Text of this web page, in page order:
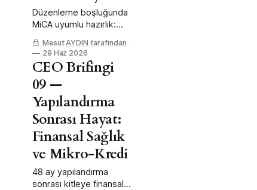
Düzenleme boşluğunda
MiCA uyumlu hazırlık:
stablecoin/tokenizasyon
danışmanlığı ve altyapı
opsiyonu.
Mesut AYDIN tarafından
29 Haz 2026
CEO Brifingi
09 —
Yapılandırma
Sonrası Hayat:
Finansal Sağlık
ve Mikro-Kredi
48 ay yapılandırma
sonrası kitleye finansal